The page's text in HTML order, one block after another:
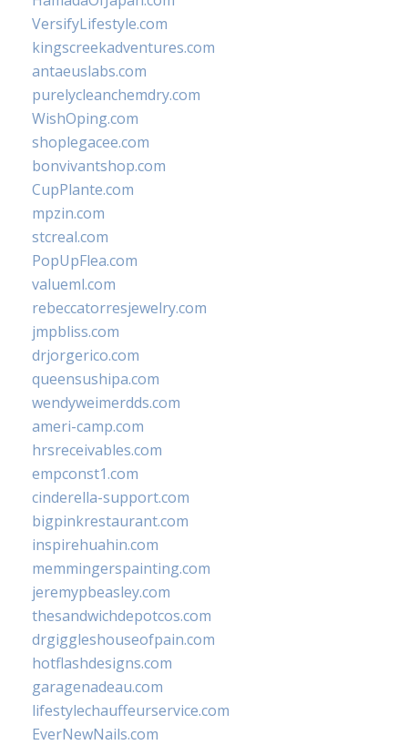
VersifyLifestyle.com
kingscreekadventures.com
antaeuslabs.com
purelycleanchemdry.com
WishOping.com
shoplegacee.com
bonvivantshop.com
CupPlante.com
mpzin.com
stcreal.com
PopUpFlea.com
valueml.com
rebeccatorresjewelry.com
jmpbliss.com
drjorgerico.com
queensushipa.com
wendyweimerdds.com
ameri-camp.com
hrsreceivables.com
empconst1.com
cinderella-support.com
bigpinkrestaurant.com
inspirehuahin.com
memmingerspainting.com
jeremypbeasley.com
thesandwichdepotcos.com
drgiggleshouseofpain.com
hotflashdesigns.com
garagenadeau.com
lifestylechauffeurservice.com
EverNewNails.com